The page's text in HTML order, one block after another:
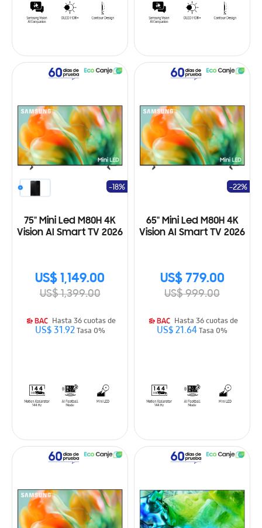
75" Mini Led M80H 4K
Vision AI Smart TV 2026
US$ 1,149.00
US$ 1,399.00
-18%
Hasta 36 cuotas de
US$ 31.92Tasa 0%
65" Mini Led M80H 4K
Vision AI Smart TV 2026
US$ 779.00
US$ 999.00
-22%
Hasta 36 cuotas de
US$ 21.64Tasa 0%